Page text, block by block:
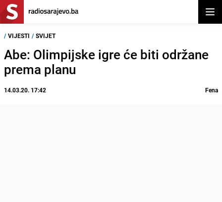
/ VIJESTI / SVIJET
Abe: Olimpijske igre će biti održane
prema planu
14.03.20. 17:42 Fena